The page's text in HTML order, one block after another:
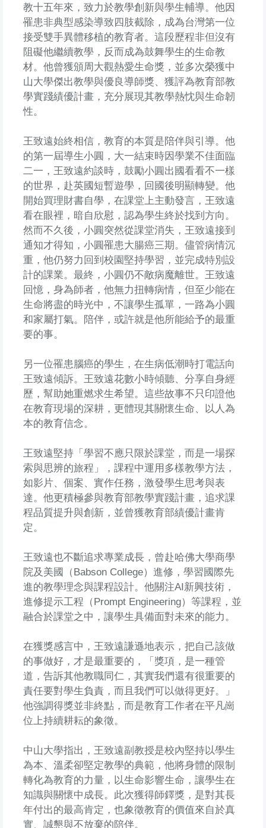
教十五年來，致力於教學創新與學生輔導。他因
罹患非典型感染導致四肢截除，成為台灣第一位
接受雙手異體移植的教育者。這段歷程非但沒有
阻礙他繼續教學，反而成為鼓舞學生的生命教
材。他曾獲頒周大觀熱愛生命獎，並多次榮獲中
山大學傑出教學與優良導師獎、獲評為教育部教
學實踐績優計畫，充分展現其教學熱忱與生命韌
性。
王致遠始終相信，教育的本質是陪伴與引導。他
的第一屆導生小圓，大一結束時因學業不佳面臨
二一，王致遠約談時，鼓勵小圓出國看看不一樣
的世界，赴英國短暫遊學，回國後明顯轉變。他
開始買理財書自學，在課堂上主動發言，王致遠
看在眼裡，暗自欣慰，認為學生終於找到方向。
然而不久後，小圓突然從課堂消失，王致遠接到
通知才得知，小圓罹患大腸癌三期。儘管病情沉
重，他仍努力回到校園堅持學習，並完成特別設
計的課業。最終，小圓仍不敵病魔離世。王致遠
回憶，身為師者，他無力扭轉病情，但至少能在
生命將盡的時光中，不讓學生孤單，一路為小圓
和家屬打氣。陪伴，或許就是他所能給予的最重
要的事。
另一位罹患腦癌的學生，在生病低潮時打電話向
王致遠傾訴。王致遠花數小時傾聽、分享自身經
歷，幫助她重燃求生希望。這些故事不只印證他
在教育現場的深耕，更體現其關懷生命、以人為
本的教育信念。
王致遠堅持「學習不應只限於課堂，而是一場探
索與思辨的旅程」，課程中運用多樣教學方法，
如影片、個案、實作任務，激發學生思考與表
達。他更積極參與教育部教學實踐計畫，追求課
程品質提升與創新，並曾獲教育部績優計畫肯
定。
王致遠也不斷追求專業成長，曾赴哈佛大學商學
院及美國（Babson College）進修，學習國際先
進的教學理念與課程設計。他關注AI新興技術，
進修提示工程（Prompt Engineering）等課程，並
融合於課堂之中，讓學生具備面對未來的能力。
在獲獎感言中，王致遠謙遜地表示，把自己該做
的事做好，才是最重要的，「獎項，是一種管
道，告訴其他教職同仁，其實我們還有很重要的
責任要對學生負責，而且我們可以做得更好。」
他強調得獎並非終點，而是教育工作者在平凡崗
位上持續耕耘的象徵。
中山大學指出，王致遠副教授是校內堅持以學生
為本、溫柔卻堅定教學的典範，他將身體的限制
轉化為教育的力量，以生命影響生命，讓學生在
知識與關懷中成長。此次獲得師鐸獎，是對其長
年付出的最高肯定，也象徵教育的價值來自於真
實、誠懇與不放棄的陪伴。